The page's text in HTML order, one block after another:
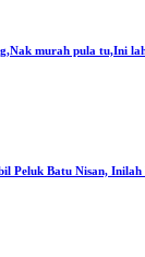
murah pula tu,Ini
Peluk Batu Nisan,